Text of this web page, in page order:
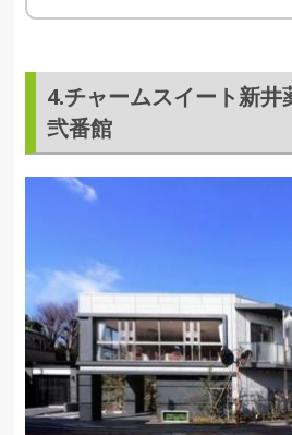
4.チャームスイート新井
弐番館